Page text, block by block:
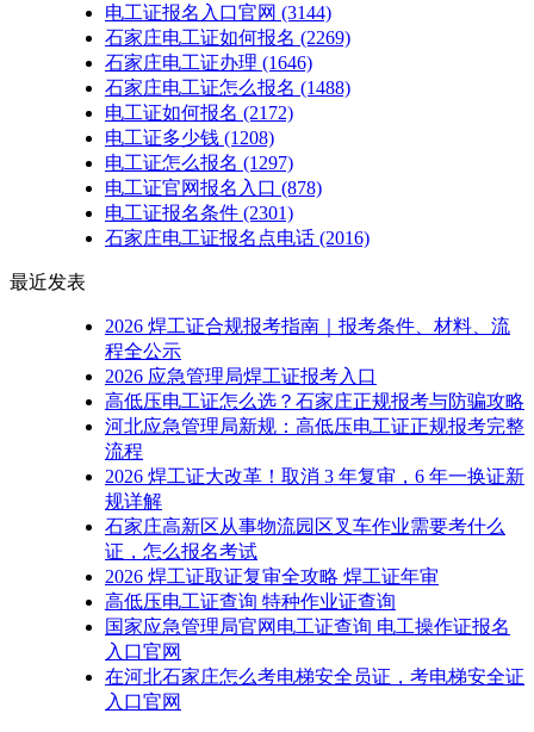
电工证报名入口官网 (3144)
石家庄电工证如何报名 (2269)
石家庄电工证办理 (1646)
石家庄电工证怎么报名 (1488)
电工证如何报名 (2172)
电工证多少钱 (1208)
电工证怎么报名 (1297)
电工证官网报名入口 (878)
电工证报名条件 (2301)
石家庄电工证报名点电话 (2016)
最近发表
2026 焊工证合规报考指南｜报考条件、材料、流
程全公示
2026 应急管理局焊工证报考入口
高低压电工证怎么选？石家庄正规报考与防骗攻略
河北应急管理局新规：高低压电工证正规报考完整
流程
2026 焊工证大改革！取消 3 年复审，6 年一换证新
规详解
石家庄高新区从事物流园区叉车作业需要考什么
证，怎么报名考试
2026 焊工证取证复审全攻略 焊工证年审
高低压电工证查询 特种作业证查询
国家应急管理局官网电工证查询 电工操作证报名
入口官网
在河北石家庄怎么考电梯安全员证，考电梯安全证
入口官网